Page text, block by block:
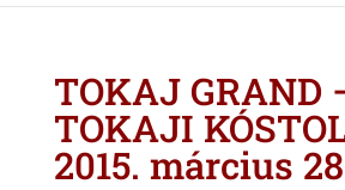
TOKAJ GRAND
TOKAJI
2015. március